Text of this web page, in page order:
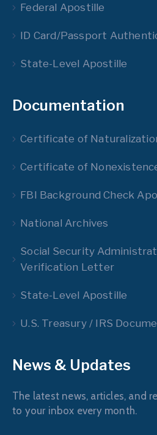
Federal Apostille
ID Card/Passport
State-Level Apostille
Documentation
Certificate of
Certificate of
FBI Background Check
National Archives
Social Security
Verification Letter
State-Level Apostille
U.S. Treasury / IRS
News & Updates
The latest news, articles, and
to your inbox every month.